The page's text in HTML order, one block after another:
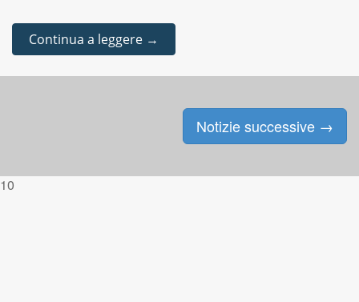
Continua a leggere →
Posts navigationNotizie successive →
10